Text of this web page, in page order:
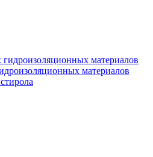
материалов
материалов